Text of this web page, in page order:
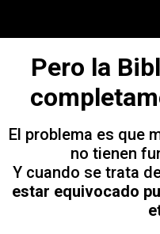
Pero la
El problema es que
no tienen
Y cuando se trata
estar equivocado